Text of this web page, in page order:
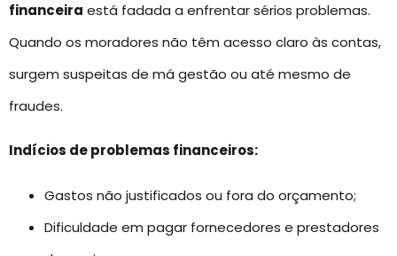
financeira está fadada a enfrentar sérios problemas.
Quando os moradores não têm acesso claro às contas,
surgem suspeitas de má gestão ou até mesmo de
fraudes.
Indícios de problemas financeiros:
Gastos não justificados ou fora do orçamento;
Dificuldade em pagar fornecedores e prestadores